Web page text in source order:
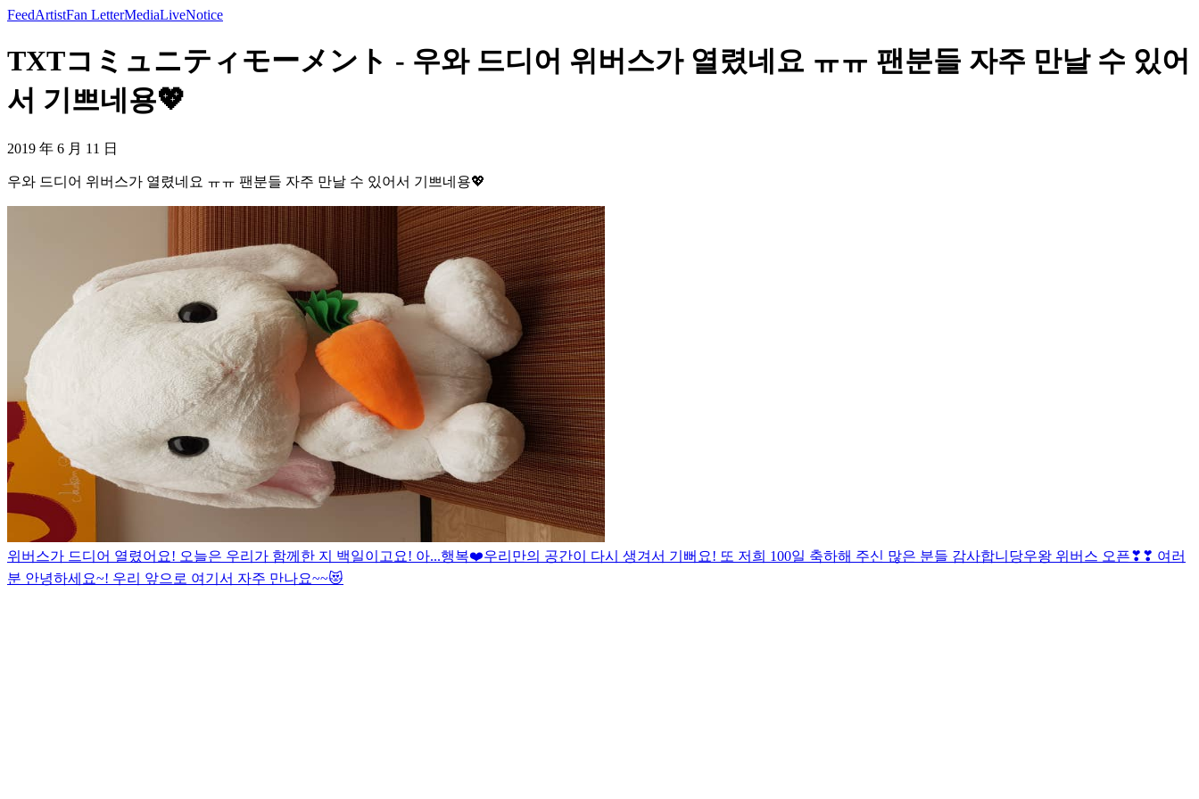
FeedArtistFan LetterMediaLiveNotice
TXTコミュニティモーメント - 우와 드디어 위버스가 열렸네요 ㅠㅠ 팬분들 자주 만날 수 있어
서 기쁘네용💖
2019 年 6 月 11 日
우와 드디어 위버스가 열렸네요 ㅠㅠ 팬분들 자주 만날 수 있어서 기쁘네용💖
위버스가 드디어 열렸어요! 오늘은 우리가 함께한 지 백일이고요! 아...행복❤️우리만의 공간이 다시 생겨서 기뻐요! 또 저희 100일 축하해 주신 많은 분들 감사합니당우왕 위버스 오픈❣❣ 여러
분 안녕하세요~! 우리 앞으로 여기서 자주 만나요~~😻